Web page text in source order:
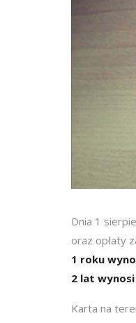
Dnia 1
oraz opłaty
1 roku
2 lat
Karta na